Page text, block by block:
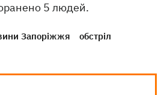
5 людей.
Запоріжжя обстріл